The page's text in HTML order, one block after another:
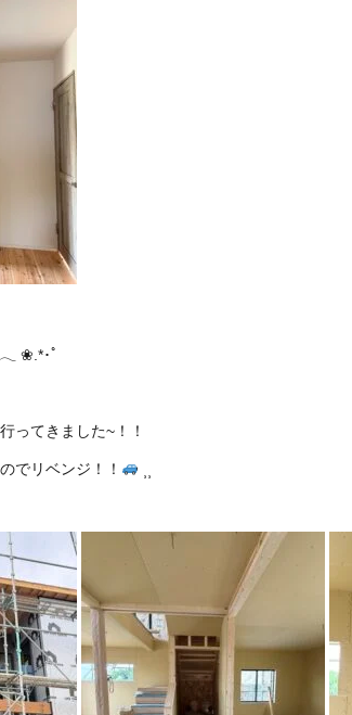
❀.*･ﾟ
ってきました~！！
でリベンジ！！